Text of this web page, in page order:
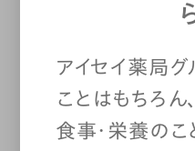
それを乗り
り前。そうす
認められてき
アイセイ薬局グ
ことはもちろん
食事・栄養のこ